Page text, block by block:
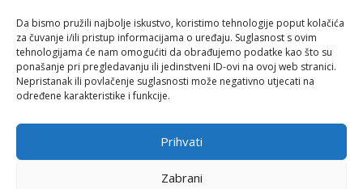
Da bismo pružili najbolje iskustvo, koristimo tehnologije poput kolačića
za čuvanje i/ili pristup informacijama o uređaju. Suglasnost s ovim
tehnologijama će nam omogućiti da obrađujemo podatke kao što su
ponašanje pri pregledavanju ili jedinstveni ID-ovi na ovoj web stranici.
Nepristanak ili povlačenje suglasnosti može negativno utjecati na
određene karakteristike i funkcije.
Prihvati
Zabrani
Read more
Bili smo u kazalištu